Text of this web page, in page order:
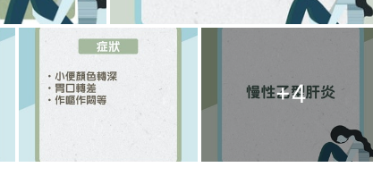
+4